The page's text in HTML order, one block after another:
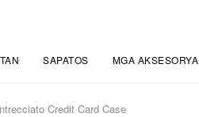
SAPATOS MGA AKSESORYA
Credit Card Case